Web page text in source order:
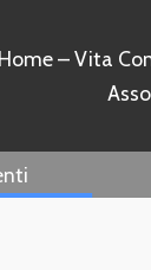
Home – Vita